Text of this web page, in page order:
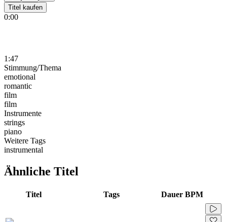
Titel kaufen
0:00
1:47
Stimmung/Thema
emotional
romantic
film
film
Instrumente
strings
piano
Weitere Tags
instrumental
Ähnliche Titel
Titel Tags Dauer BPM